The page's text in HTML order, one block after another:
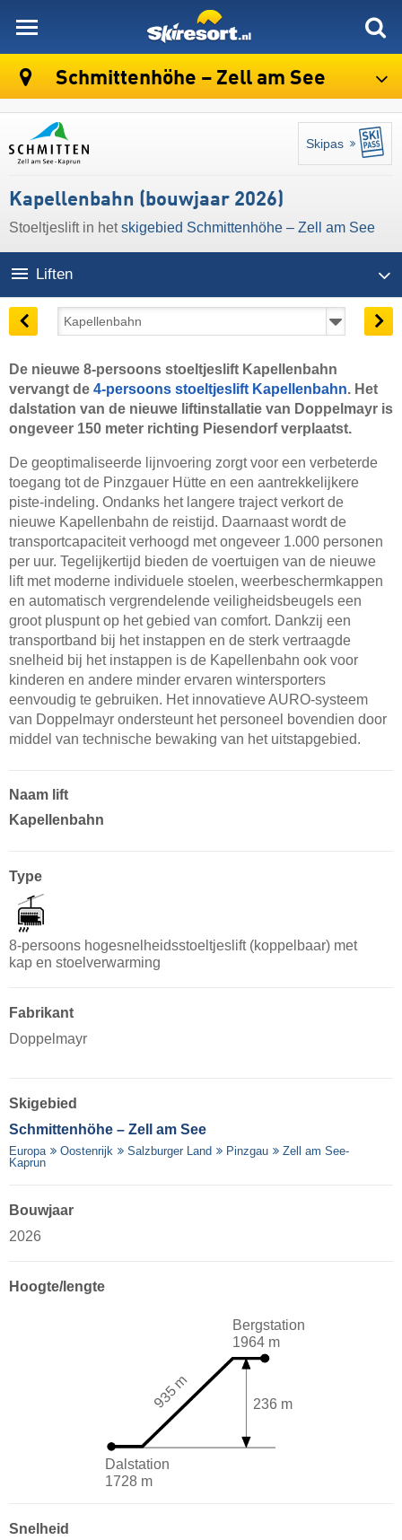
Schmittenhöhe – Zell am See
Skipas
Kapellenbahn (bouwjaar 2026)
Stoeltjeslift in hetskigebied Schmittenhöhe – Zell am See
Liften
De nieuwe 8-persoons stoeltjeslift Kapellenbahn
vervangt de 4-persoons stoeltjeslift Kapellenbahn. Het
dalstation van de nieuwe liftinstallatie van Doppelmayr is
ongeveer 150 meter richting Piesendorf verplaatst.
De geoptimaliseerde lijnvoering zorgt voor een verbeterde
toegang tot de Pinzgauer Hütte en een aantrekkelijkere
piste-indeling. Ondanks het langere traject verkort de
nieuwe Kapellenbahn de reistijd. Daarnaast wordt de
transportcapaciteit verhoogd met ongeveer 1.000 personen
per uur. Tegelijkertijd bieden de voertuigen van de nieuwe
lift met moderne individuele stoelen, weerbeschermkappen
en automatisch vergrendelende veiligheidsbeugels een
groot pluspunt op het gebied van comfort. Dankzij een
transportband bij het instappen en de sterk vertraagde
snelheid bij het instappen is de Kapellenbahn ook voor
kinderen en andere minder ervaren wintersporters
eenvoudig te gebruiken. Het innovatieve AURO-systeem
van Doppelmayr ondersteunt het personeel bovendien door
middel van technische bewaking van het uitstapgebied.
Naam lift
Kapellenbahn
Type
8-persoons hogesnelheidsstoeltjeslift (koppelbaar) met
kap en stoelverwarming
Fabrikant
Doppelmayr
Skigebied
Schmittenhöhe – Zell am See
Europa Oostenrijk Salzburger Land Pinzgau
Zell am See-
Kaprun
Bouwjaar
2026
Hoogte/lengte
Dalstation
1728 m
Bergstation
1964 m
236 m
935 m
Snelheid